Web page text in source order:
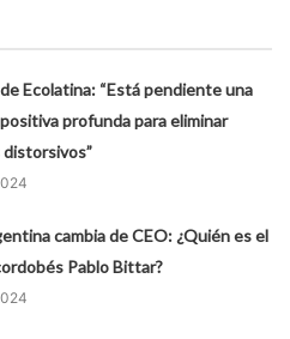
de Ecolatina: “Está pendiente una
profunda para eliminar
cambia de CEO: ¿Quién es el
Pablo Bittar?